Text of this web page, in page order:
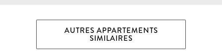
AUTRES APPARTEMENTS
SIMILAIRES